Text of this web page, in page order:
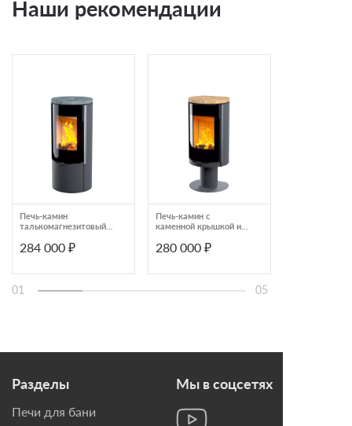
Наши рекомендации
Печь-камин
талькомагнезитовый с
Astov R1.0
284 000 ₽
Печь-камин с
каменной крышкой и
Astov R R1 N
280 000 ₽
01 05
Разделы
Печи для бани
Мы в соцсетях